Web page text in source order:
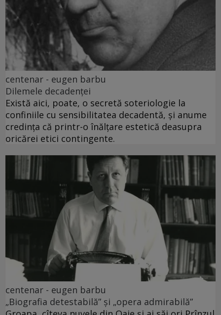
centenar - eugen barbu
Dilemele decadenței
Există aici, poate, o secretă soteriologie la
confiniile cu sensibilitatea decadentă, și anume
credința că printr-o înălțare estetică deasupra
oricărei etici contingente.
centenar - eugen barbu
„Biografia detestabilă” și „opera admirabilă”